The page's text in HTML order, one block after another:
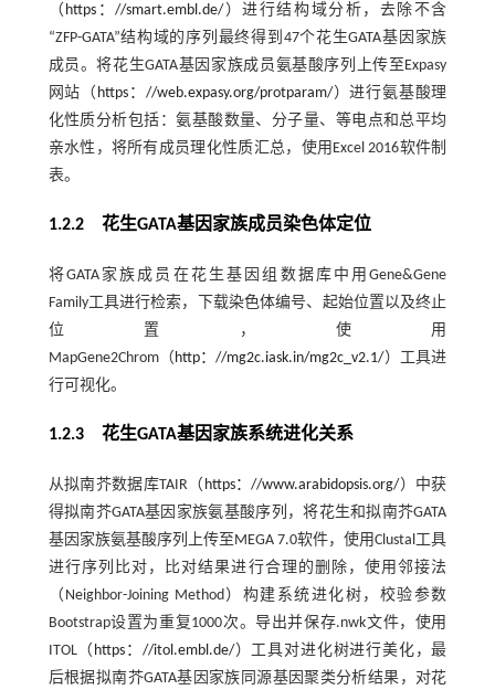
（ https：//smart.embl.de/ ）进行结构域分析，去除不含
“ZFP-GATA”结构域的序列最终得到47个花生GATA基因家族
成员。将花生GATA基因家族成员氨基酸序列上传至Expasy
网站（ https：//web.expasy.org/protparam/）进行氨基酸理
化性质分析包括：氨基酸数量、分子量、等电点和总平均
亲水性，将所有成员理化性质汇总，使用Excel 2016软件制
表。
1.2.2 花生GATA基因家族成员染色体定位
将GATA家族成员在花生基因组数据库中用Gene&Gene
Family工具进行检索，下载染色体编号、起始位置以及终止
位置，使用
MapGene2Chrom（http：//mg2c.iask.in/mg2c_v2.1/）工具进
行可视化。
1.2.3 花生GATA基因家族系统进化关系
从拟南芥数据库TAIR（ https：//www.arabidopsis.org/）中获
得拟南芥GATA基因家族氨基酸序列，将花生和拟南芥GATA
基因家族氨基酸序列上传至MEGA 7.0软件，使用Clustal工具
进行序列比对，比对结果进行合理的删除，使用邻接法
（Neighbor-Joining Method）构建系统进化树，校验参数
Bootstrap设置为重复1000次。导出并保存.nwk文件，使用
ITOL（ https：//itol.embl.de/）工具对进化树进行美化，最
后根据拟南芥GATA基因家族同源基因聚类分析结果，对花